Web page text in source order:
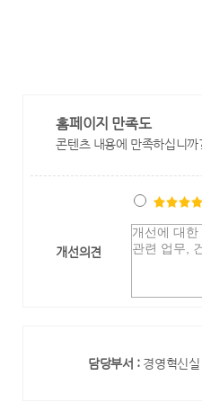
홈페이지 만족도
콘텐츠 내용에 만족하십니
개선의견
담당부서 : 경영혁신실